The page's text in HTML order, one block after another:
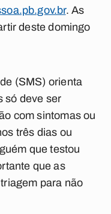
. As
deste domingo
(SMS) orienta
só deve ser
com sintomas ou
três dias ou
que testou
que as
para não